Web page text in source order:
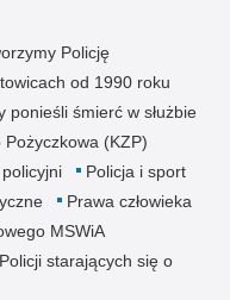
Policję
od 1990 roku
ponieśli śmierć w służbie
(KZP)
Policja i sport
Prawa człowieka
MSWiA
starających się o